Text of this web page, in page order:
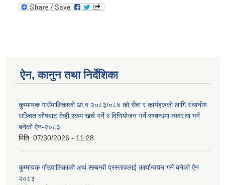
ऐन, कानुन तथा निर्देशिका
कुम्मायक गाउँपालिकाको आ.व.२०८३/०८४ को सेवा र कार्यहरुको लागि स्थानीय
सञ्चित कोषबाट केही रकम खर्च गर्ने र विनियोजन गर्ने सम्बन्धमा व्यवस्था गर्न
बनेको ऐन-२०८३
मिति: 07/30/2026 - 11:28
कुम्मायक गाँउपालिकाको अर्थ सम्बन्धी प्रस्तावलाई कार्यान्वयन गर्न बनेको ऐन
२०८३